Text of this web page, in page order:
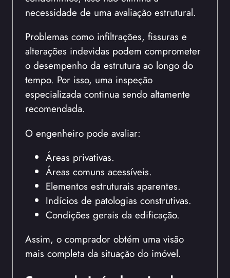
necessidade de uma avaliação estrutural.
Problemas como infiltrações, fissuras e
alterações indevidas podem comprometer
o desempenho da estrutura ao longo do
tempo. Por isso, uma inspeção
especializada continua sendo altamente
recomendada.
O engenheiro pode avaliar:
Áreas privativas.
Áreas comuns acessíveis.
Elementos estruturais aparentes.
Indícios de patologias construtivas.
Condições gerais da edificação.
Assim, o comprador obtém uma visão
mais completa da situação do imóvel.